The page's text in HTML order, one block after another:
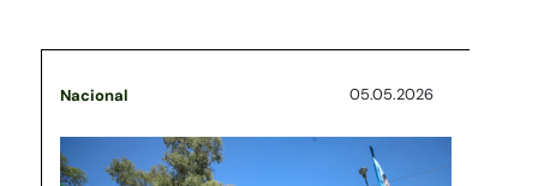
Nacional 05.05.2026